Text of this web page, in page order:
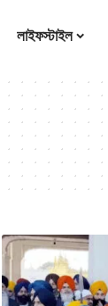
লাইফস্টাইল